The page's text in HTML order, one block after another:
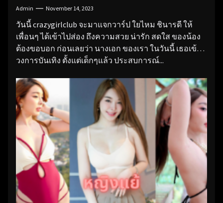
Admin November 14, 2023
วันนี้ crazygirlclub จะมาแจกวาร์ป ใยไหม ชินารดี ให้
เพื่อนๆ ได้เข้าไปส่อง ถึงความสวย น่ารัก สดใส ของน้อง
ต้องขอบอก ก่อนเลยว่า นางเอก ของเรา ในวันนี้ เธอเข้า
วงการบันเทิง ตั้งแต่เด็กๆแล้ว ประสบการณ์...